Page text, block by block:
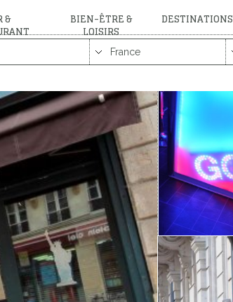
& BIEN-ÊTRE &
LOISIRS
DESTINATIONS